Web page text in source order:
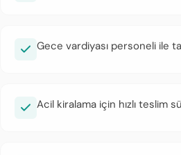
Gece vardiyası personeli ile
Acil kiralama için hızlı teslim